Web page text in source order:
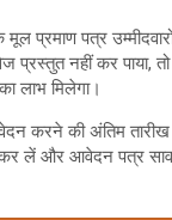
मूल प्रमाण पत्र
प्रस्तुत नहीं कर पाया,
लाभ मिलेगा।
करने की अंतिम
लें और आवेदन पत्र